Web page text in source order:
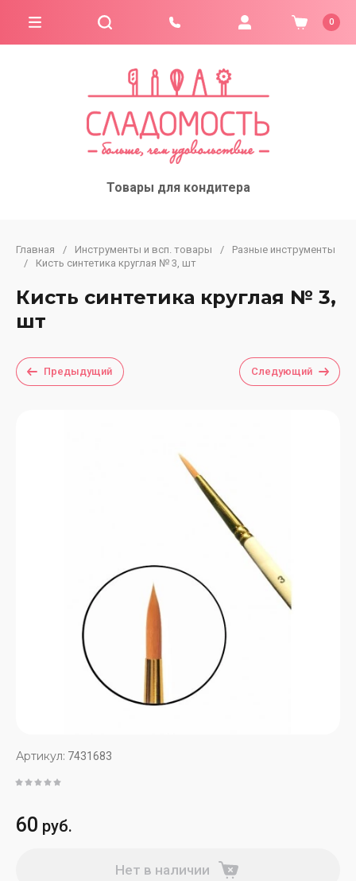
Товары для кондитера
0
Главная / Инструменты и всп. товары /
Разные инструменты
/
Кисть синтетика круглая № 3, шт
Кисть синтетика круглая № 3,
шт
Предыдущий Следующий
Артикул: 7431683
60 руб.
Нет в наличии